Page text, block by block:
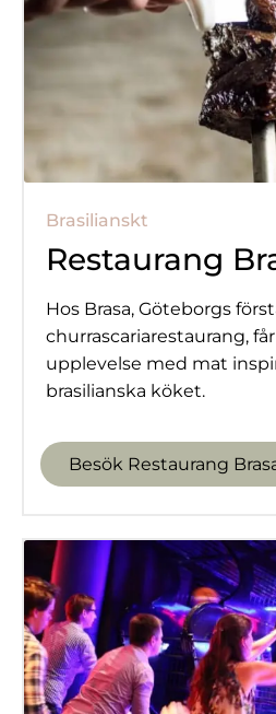
Brasilianskt
Restaurang
Hos Brasa, Göteborgs
churrascariarestaurang,
upplevelse med mat
brasilianska köket.
Besök Restaurang